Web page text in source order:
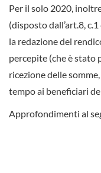
Per il solo 2020,
(disposto dall’art.8,
la redazione del
percepite (che è stato
ricezione delle
tempo ai beneficiari
Approfondimenti al